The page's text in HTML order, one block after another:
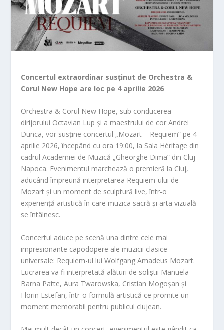
Concertul extraordinar susținut de Orchestra &
Corul New Hope are loc pe 4 aprilie 2026
Orchestra & Corul New Hope, sub conducerea
dirijorului Octavian Lup și a maestrului de cor Andrei
Dunca, vor susține concertul „Mozart – Requiem” pe 4
aprilie 2026, începând cu ora 19:00, la Sala Héritage din
cadrul Academiei de Muzică „Gheorghe Dima” din Cluj-
Napoca. Evenimentul marchează o premieră la Cluj,
aducând împreună interpretarea Requiem-ului de
Mozart și un moment de sculptură live, într-o
experiență artistică în care muzica sacră și arta vizuală
se întâlnesc.
Concertul aduce pe scenă una dintre cele mai
impresionante capodopere ale muzicii clasice
universale: Requiem-ul lui Wolfgang Amadeus Mozart.
Lucrarea va fi interpretată alături de soliștii Manuela
Barna Patte, Aura Twarowska, Cristian Mogoșan și
Florin Estefan, într-o formulă artistică ce promite un
moment memorabil pentru publicul clujean.